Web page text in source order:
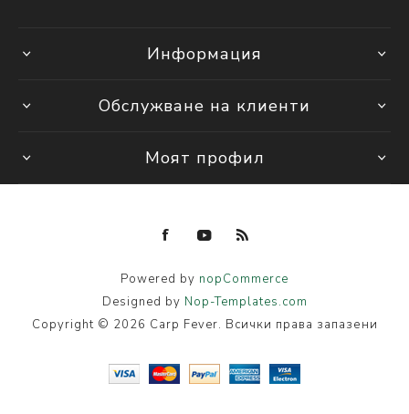
Информация
Обслужване на клиенти
Моят профил
Powered by nopCommerce
Designed by Nop-Templates.com
Copyright © 2026 Carp Fever. Всички права запазени